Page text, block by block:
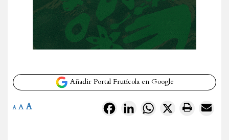
Añadir Portal Frutícola en Google
FacebookLinkedInWhatsApp
X
A A A